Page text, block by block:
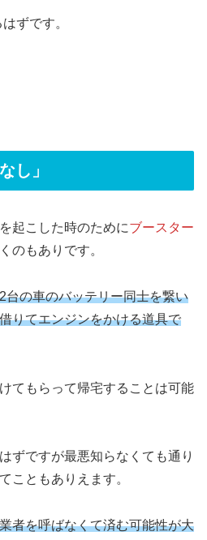
ずです。
し」
起こした時のためにブースター
のもありです。
台の車のバッテリー同士を繋い
りてエンジンをかける道具で
てもらって帰宅することは可能
ずですが最悪知らなくても通り
こともありえます。
者を呼ばなくて済む可能性が大